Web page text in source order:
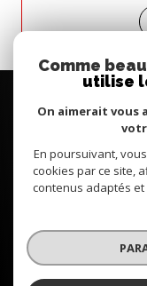
© 2026 | TOUS DROITS
PLAN
Comme
utilise
On aimerait vous
En poursuivant,
cookies par ce site,
contenus adaptés